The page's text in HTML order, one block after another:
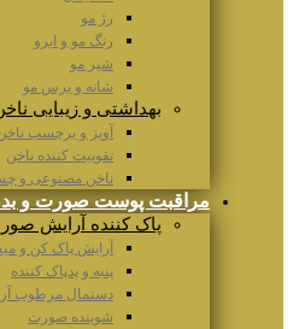
رژ مو
رنگ مو و ابرو
شیر مو
شانه و برس مو
بهداشتی و زیبایی
آویز و برچسب
تقوییت کننده ناخن
ناخن مصنوعی و
مراقبت پوست صورت و
پاک کننده آرایش
آرایش پاک کن و
پنبه و پدپاک کننده
دستمال مرطوب
شوینده صورت